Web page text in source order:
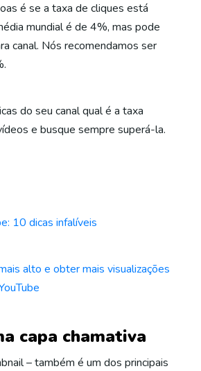
é se a taxa de cliques está
mundial é de 4%, mas pode
canal. Nós recomendamos ser
do seu canal qual é a taxa
e busque sempre superá-la.
10 dicas infalíveis
alto e obter mais visualizações
capa chamativa
– também é um dos principais